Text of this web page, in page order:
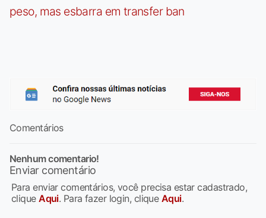
peso, mas esbarra em transfer ban
Comentários
Nenhum comentario!
Enviar comentário
Para enviar comentários, você precisa estar cadastrado,
cliqueAqui. Para fazer login, clique Aqui.